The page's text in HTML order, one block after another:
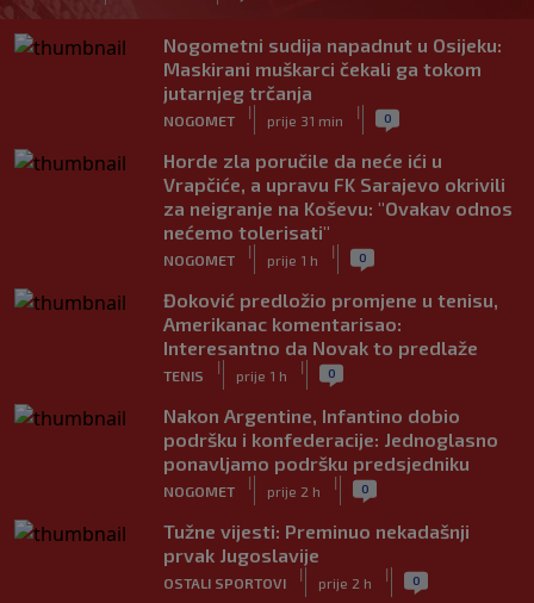
Nogometni sudija napadnut u Osijeku:
Maskirani muškarci čekali ga tokom
jutarnjeg trčanja
NOGOMET
|
prije 31 min
| 0
Horde zla poručile da neće ići u
Vrapčiće, a upravu FK Sarajevo okrivili
za neigranje na Koševu: "Ovakav odnos
nećemo tolerisati"
NOGOMET
|
prije 1 h
| 0
Đoković predložio promjene u tenisu,
Amerikanac komentarisao:
Interesantno da Novak to predlaže
TENIS
|
prije 1 h
| 0
Nakon Argentine, Infantino dobio
podršku i konfederacije: Jednoglasno
ponavljamo podršku predsjedniku
NOGOMET
|
prije 2 h
| 0
Tužne vijesti: Preminuo nekadašnji
prvak Jugoslavije
OSTALI SPORTOVI
|
prije 2 h
| 0